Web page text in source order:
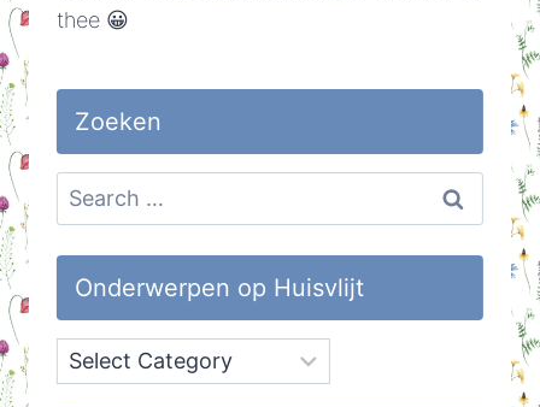
thee 😀
Zoeken
Search
for:
Onderwerpen op Huisvlijt
Onderwerpen
op